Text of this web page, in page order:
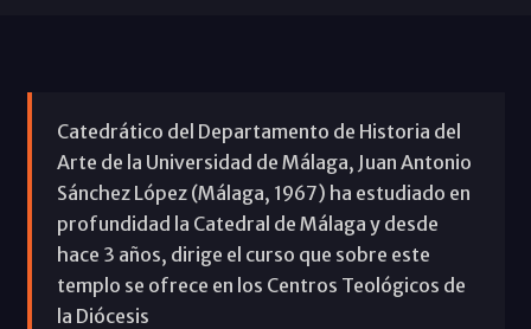
Catedrático del Departamento de Historia del
Arte de la Universidad de Málaga, Juan Antonio
Sánchez López (Málaga, 1967) ha estudiado en
profundidad la Catedral de Málaga y desde
hace 3 años, dirige el curso que sobre este
templo se ofrece en los Centros Teológicos de
la Diócesis